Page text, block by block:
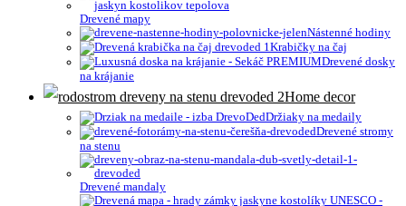
Drevené mapy
Nástenné hodiny
Krabičky na čaj
Drevené dosky
na krájanie
Home decor
Držiaky na medaily
Drevené stromy
na stenu
Drevené mandaly